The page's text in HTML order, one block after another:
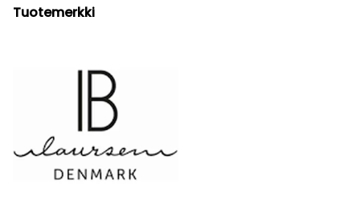
Tuotemerkki